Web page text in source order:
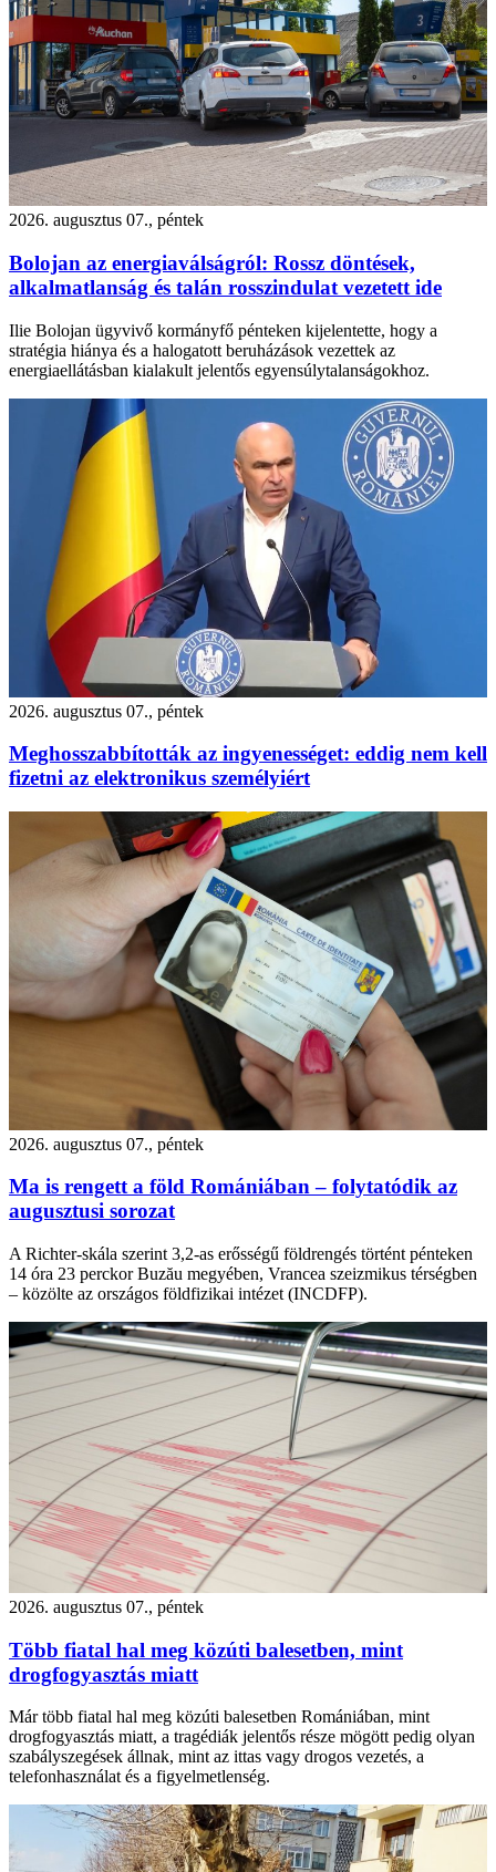
2026. augusztus 07., péntek
Bolojan az energiaválságról: Rossz döntések,
alkalmatlanság és talán rosszindulat vezetett ide
Ilie Bolojan ügyvivő kormányfő pénteken kijelentette, hogy a
stratégia hiánya és a halogatott beruházások vezettek az
energiaellátásban kialakult jelentős egyensúlytalanságokhoz.
2026. augusztus 07., péntek
Meghosszabbították az ingyenességet: eddig nem kell
fizetni az elektronikus személyiért
2026. augusztus 07., péntek
Ma is rengett a föld Romániában – folytatódik az
augusztusi sorozat
A Richter-skála szerint 3,2-as erősségű földrengés történt pénteken
14 óra 23 perckor Buzău megyében, Vrancea szeizmikus térségben
– közölte az országos földfizikai intézet (INCDFP).
2026. augusztus 07., péntek
Több fiatal hal meg közúti balesetben, mint
drogfogyasztás miatt
Már több fiatal hal meg közúti balesetben Romániában, mint
drogfogyasztás miatt, a tragédiák jelentős része mögött pedig olyan
szabályszegések állnak, mint az ittas vagy drogos vezetés, a
telefonhasználat és a figyelmetlenség.